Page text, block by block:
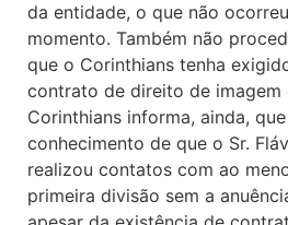
da entidade, o que não
momento. Também não
que o Corinthians tenha
contrato de direito de imagem
Corinthians informa, ainda,
conhecimento de que o Sr.
realizou contatos com ao
primeira divisão sem a